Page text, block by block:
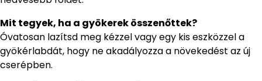
Mit tegyek, ha a gyökerek összenőttek?
Óvatosan lazítsd meg kézzel vagy egy kis eszközzel a
gyökérlabdát, hogy ne akadályozza a növekedést az új
cserépben.